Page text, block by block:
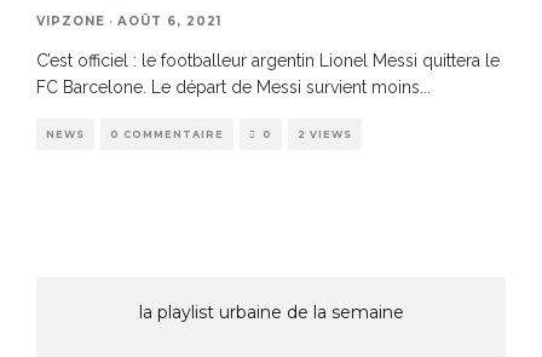
VIPZONE · AOÛT 6, 2021
C’est officiel : le footballeur argentin Lionel Messi quittera le
FC Barcelone. Le départ de Messi survient moins...
NEWS 0 COMMENTAIRE 0 2 VIEWS
la playlist urbaine de la semaine